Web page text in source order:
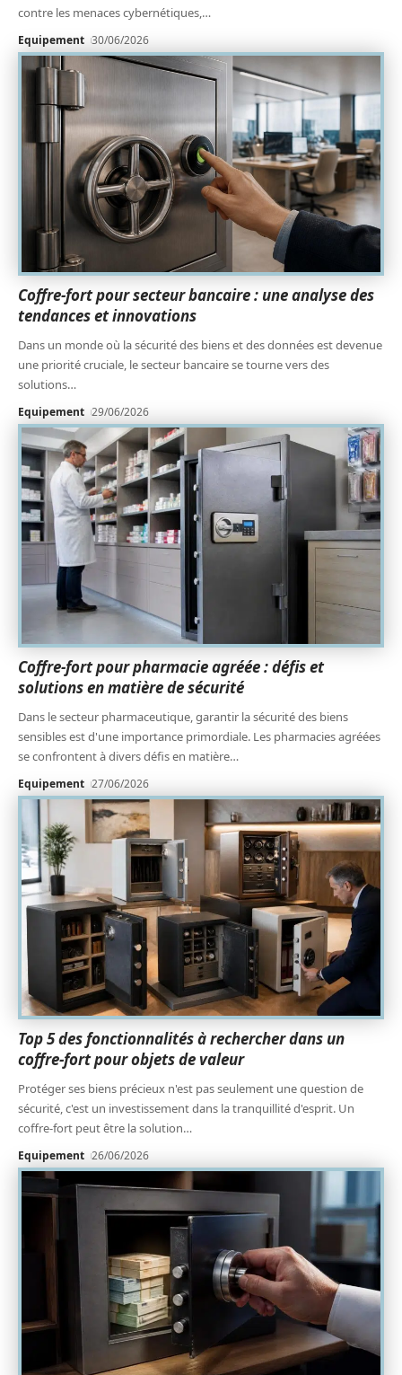
contre les menaces cybernétiques,…
Equipement 30/06/2026
Coffre-fort pour secteur bancaire : une analyse des
tendances et innovations
Dans un monde où la sécurité des biens et des données est devenue
une priorité cruciale, le secteur bancaire se tourne vers des
solutions…
Equipement 29/06/2026
Coffre-fort pour pharmacie agréée : défis et
solutions en matière de sécurité
Dans le secteur pharmaceutique, garantir la sécurité des biens
sensibles est d'une importance primordiale. Les pharmacies agréées
se confrontent à divers défis en matière…
Equipement 27/06/2026
Top 5 des fonctionnalités à rechercher dans un
coffre-fort pour objets de valeur
Protéger ses biens précieux n'est pas seulement une question de
sécurité, c'est un investissement dans la tranquillité d'esprit. Un
coffre-fort peut être la solution…
Equipement 26/06/2026